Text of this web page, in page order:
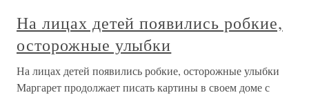
На лицах детей появились робкие,
осторожные улыбки
На лицах детей появились робкие, осторожные улыбки
Маргарет продолжает писать картины в своем доме с